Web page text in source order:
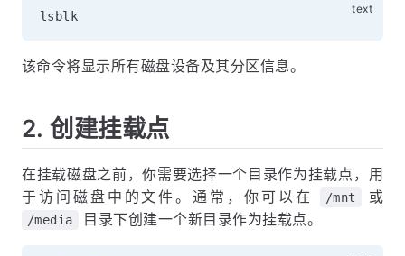
该命令将显示所有磁盘设备及其分区信息。
2. 创建挂载点
在挂载磁盘之前，你需要选择一个目录作为挂载点，用
于访问磁盘中的文件。通常，你可以在
/mnt 或
/media 目录下创建一个新目录作为挂载点。